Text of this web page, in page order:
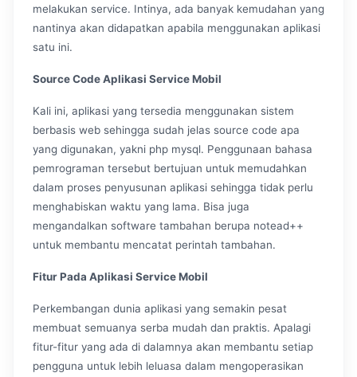
melakukan service. Intinya, ada banyak kemudahan yang
nantinya akan didapatkan apabila menggunakan aplikasi
satu ini.
Source Code Aplikasi Service Mobil
Kali ini, aplikasi yang tersedia menggunakan sistem
berbasis web sehingga sudah jelas source code apa
yang digunakan, yakni php mysql. Penggunaan bahasa
pemrograman tersebut bertujuan untuk memudahkan
dalam proses penyusunan aplikasi sehingga tidak perlu
menghabiskan waktu yang lama. Bisa juga
mengandalkan software tambahan berupa notead++
untuk membantu mencatat perintah tambahan.
Fitur Pada Aplikasi Service Mobil
Perkembangan dunia aplikasi yang semakin pesat
membuat semuanya serba mudah dan praktis. Apalagi
fitur-fitur yang ada di dalamnya akan membantu setiap
pengguna untuk lebih leluasa dalam mengoperasikan